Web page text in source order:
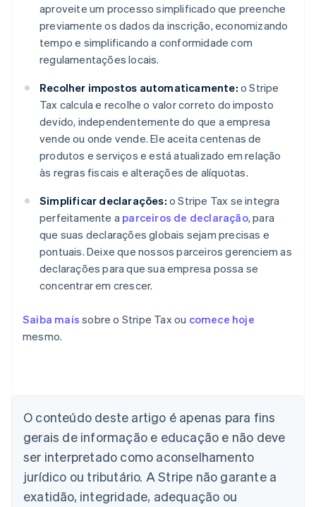
aproveite um processo simplificado que preenche
previamente os dados da inscrição, economizando
tempo e simplificando a conformidade com
regulamentações locais.
Recolher impostos automaticamente: o Stripe
Tax calcula e recolhe o valor correto do imposto
devido, independentemente do que a empresa
vende ou onde vende. Ele aceita centenas de
produtos e serviços e está atualizado em relação
às regras fiscais e alterações de alíquotas.
Simplificar declarações: o Stripe Tax se integra
perfeitamente a parceiros de declaração, para
que suas declarações globais sejam precisas e
pontuais. Deixe que nossos parceiros gerenciem as
declarações para que sua empresa possa se
concentrar em crescer.
Saiba mais sobre o Stripe Tax ou comece hoje
mesmo.
O conteúdo deste artigo é apenas para fins
gerais de informação e educação e não deve
ser interpretado como aconselhamento
jurídico ou tributário. A Stripe não garante a
exatidão, integridade, adequação ou
Alemanha
Deutsch English
Austrália
English
Áustria